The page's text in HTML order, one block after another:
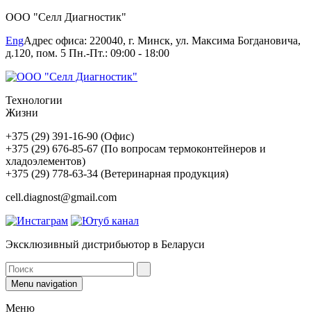
ООО "Селл Диагностик"
EngАдрес офиса: 220040, г. Минск, ул. Максима Богдановича,
д.120, пом. 5 Пн.-Пт.: 09:00 - 18:00
Технологии
Жизни
+375 (29) 391-16-90 (Офис)
+375 (29) 676-85-67 (По вопросам термоконтейнеров и
хладоэлементов)
+375 (29) 778-63-34 (Ветеринарная продукция)
cell.diagnost@gmail.com
Эксклюзивный дистрибьютор в Беларуси
Menu navigation
Меню